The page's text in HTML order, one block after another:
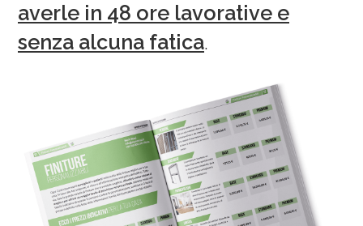
averle in 48 ore lavorative e
senza alcuna fatica.